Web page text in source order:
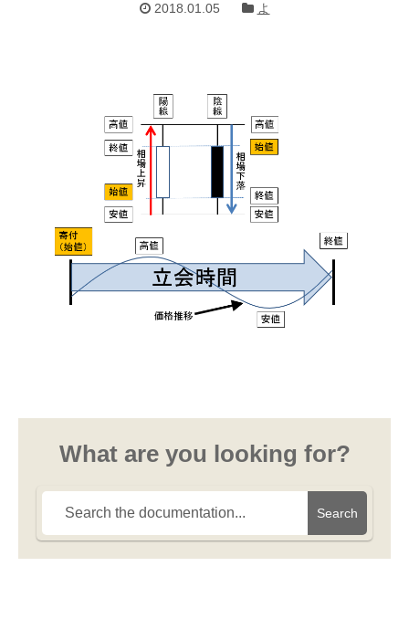
2018.01.05 よ
What are you looking for?
Search